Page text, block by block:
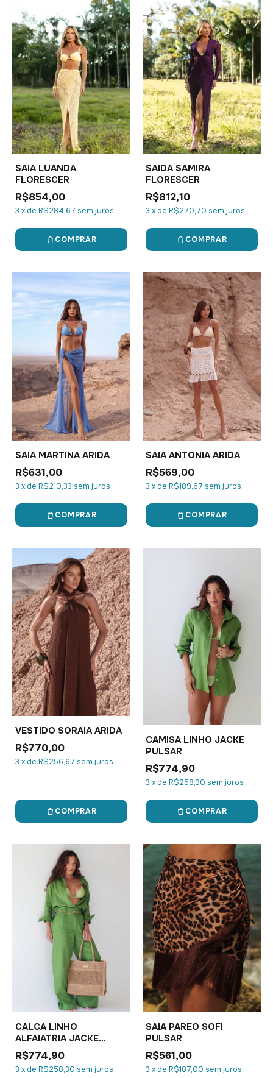
SAIA LUANDA
FLORESCER
R$854,00
3 xde R$284,67 sem juros
COMPRAR
SAIDA SAMIRA
FLORESCER
R$812,10
3 xde R$270,70 sem juros
COMPRAR
SAIA MARTINA ARIDA
R$631,00
3 xde R$210,33 sem juros
COMPRAR
SAIA ANTONIA ARIDA
R$569,00
3 xde R$189,67 sem juros
COMPRAR
VESTIDO SORAIA ARIDA
R$770,00
3 xde R$256,67 sem juros
COMPRAR
CAMISA LINHO JACKE
PULSAR
R$774,90
3 xde R$258,30 sem juros
COMPRAR
CALCA LINHO
ALFAIATRIA JACKE
PULSAR
R$774,90
3 xde R$258,30 sem juros
SAIA PAREO SOFI
PULSAR
R$561,00
3 xde R$187,00 sem juros